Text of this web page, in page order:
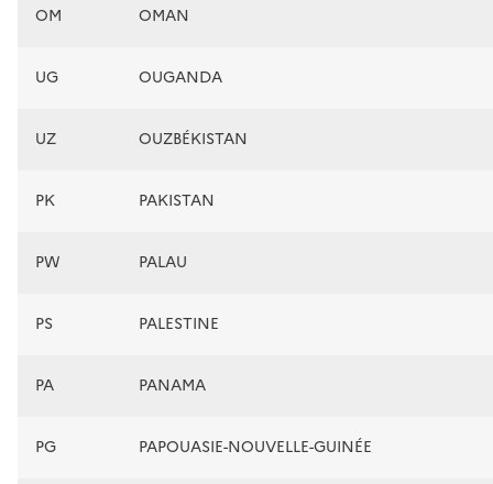
OM OMAN
UG OUGANDA
UZ OUZBÉKISTAN
PK PAKISTAN
PW PALAU
PS PALESTINE
PA PANAMA
PG PAPOUASIE-NOUVELLE-GUINÉE